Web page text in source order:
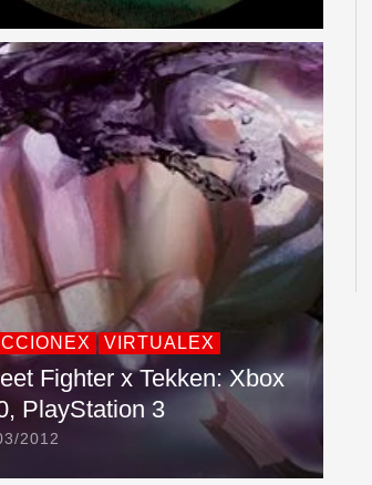
VIRTUALEX
Fighter x Tekken: Xbox
PlayStation 3
2012